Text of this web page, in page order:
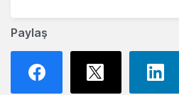
Paylaş